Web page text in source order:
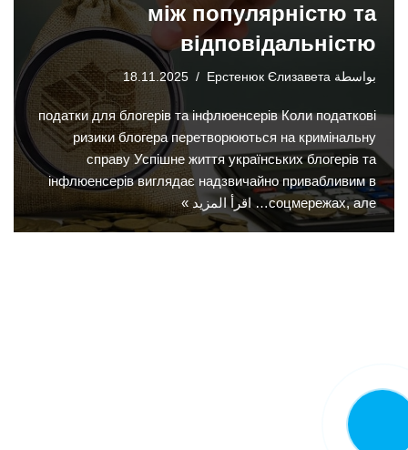
між популярністю та
відповідальністю
بواسطة Ерстенюк Єлизавета
18.11.2025
податки для блогерів та інфлюенсерів Коли податкові
ризики блогера перетворюються на кримінальну
справу Успішне життя українських блогерів та
інфлюенсерів виглядає надзвичайно привабливим в
соцмережах, але…
اقرأ المزيد »